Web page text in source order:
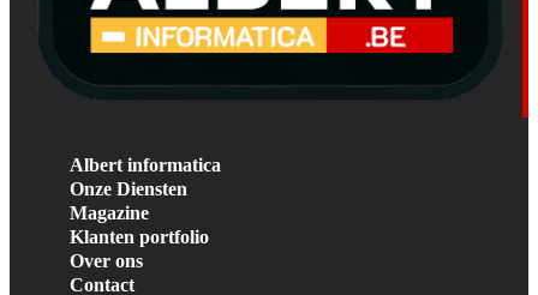
Albert informatica
Onze Diensten
Magazine
Klanten portfolio
Over ons
Contact